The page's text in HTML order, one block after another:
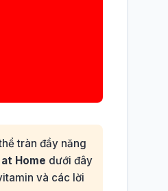
tràn đầy năng
Home dưới đây
và các lời